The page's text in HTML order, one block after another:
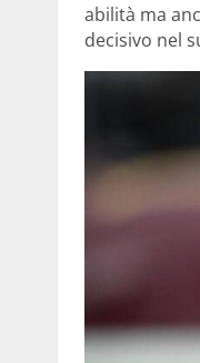
abilità ma
decisivo nel